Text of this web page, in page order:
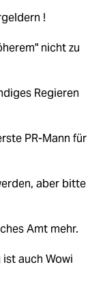
!
nicht zu
Regieren
PR-Mann für
aber bitte
Amt mehr.
ist auch Wowi